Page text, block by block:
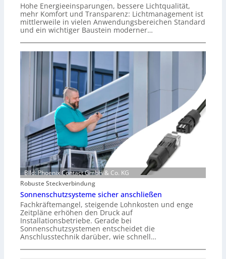
Hohe Energieeinsparungen, bessere Lichtqualität,
mehr Komfort und Transparenz: Lichtmanagement ist
mittlerweile in vielen Anwendungsbereichen Standard
und ein wichtiger Baustein moderner…
Bild: Phoenix Contact GmbH & Co. KG
Robuste Steckverbindung
Sonnenschutzsysteme sicher anschließen
Fachkräftemangel, steigende Lohnkosten und enge
Zeitpläne erhöhen den Druck auf
Installationsbetriebe. Gerade bei
Sonnenschutzsystemen entscheidet die
Anschlusstechnik darüber, wie schnell…